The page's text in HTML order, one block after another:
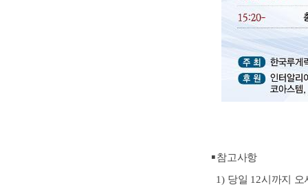
▪참고사항
1) 당일 12시까지 오